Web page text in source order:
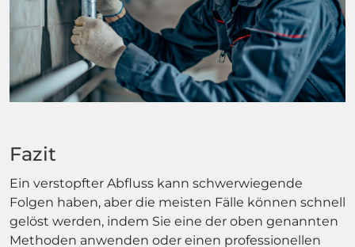
Fazit
Ein verstopfter Abfluss kann schwerwiegende
Folgen haben, aber die meisten Fälle können schnell
gelöst werden, indem Sie eine der oben genannten
Methoden anwenden oder einen professionellen